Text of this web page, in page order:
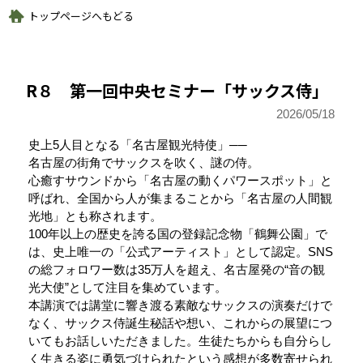
トップページへもどる
R８ 第一回中央セミナー「サックス侍」
2026/05/18
史上5人目となる「名古屋観光特使」──
名古屋の街角でサックスを吹く、謎の侍。
心癒すサウンドから「名古屋の動くパワースポット」と
呼ばれ、全国から人が集まることから「名古屋の人間観
光地」とも称されます。
100年以上の歴史を誇る国の登録記念物「鶴舞公園」で
は、史上唯一の「公式アーティスト」として認定。
SNSの総フォロワー数は35万人を超え、名古屋発
の“音の観光大使”として注目を集めています。
本講演では講堂に響き渡る素敵なサックスの演奏だけで
なく、サックス侍誕生秘話や想い、これからの展望につ
いてもお話しいただきました。生徒たちからも自分らし
く生きる姿に勇気づけられたという感想が多数寄せられ